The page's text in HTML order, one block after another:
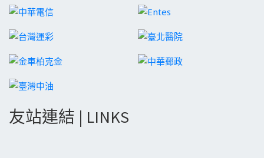
友站連結 | LINKS